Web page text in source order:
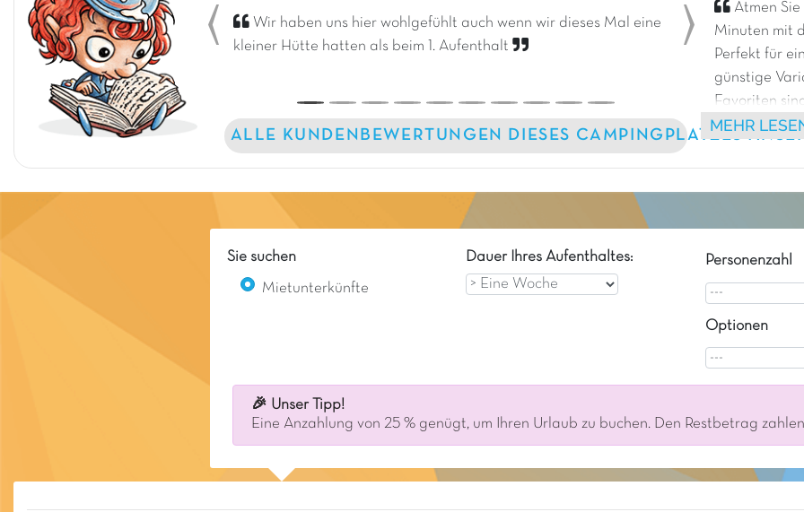
Wir haben uns hier wohlgefühlt auch wenn wir dieses Mal eine
kleiner Hütte hatten als beim 1. Aufenthalt
Previous Next
ALLE KUNDENBEWERTUNGEN DIESES CAMPINGPLATZES
Atmen
Minuten mit
Perfekt für
günstige
Favoriten
originellen
MEHR
Sie suchen
Mietunterkünfte
Dauer Ihres Aufenthaltes: Personenzahl
Optionen
🎉 Unser Tipp!
Eine Anzahlung von 25 % genügt, um Ihren Urlaub zu buchen. Den Restbetrag